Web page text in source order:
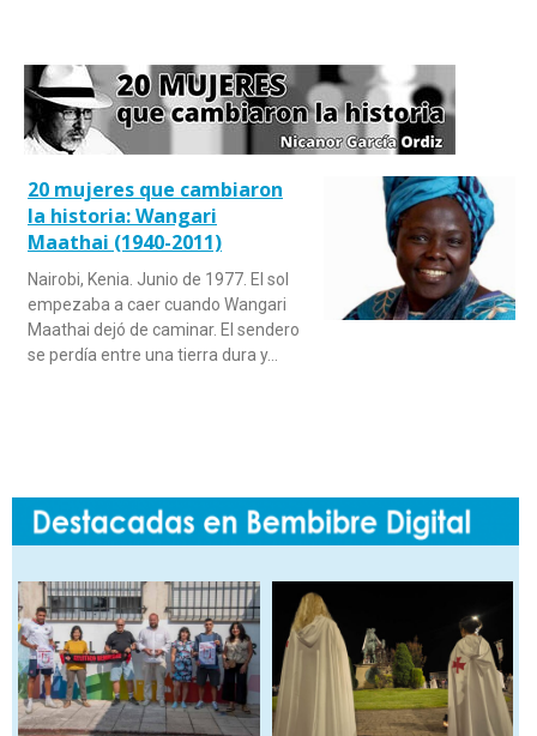
20 mujeres que cambiaron
la historia: Wangari
Maathai (1940-2011)
Nairobi, Kenia. Junio de 1977. El sol
empezaba a caer cuando Wangari
Maathai dejó de caminar. El sendero
se perdía entre una tierra dura y…